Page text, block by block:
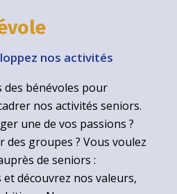
nos activités
des bénévoles pour
nos activités seniors.
une de vos passions ?
des groupes ? Vous voulez
de seniors :
découvrez nos valeurs,